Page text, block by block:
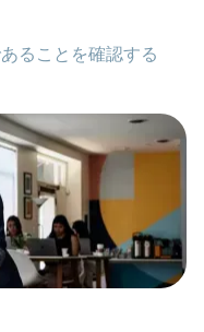
ることを確認する